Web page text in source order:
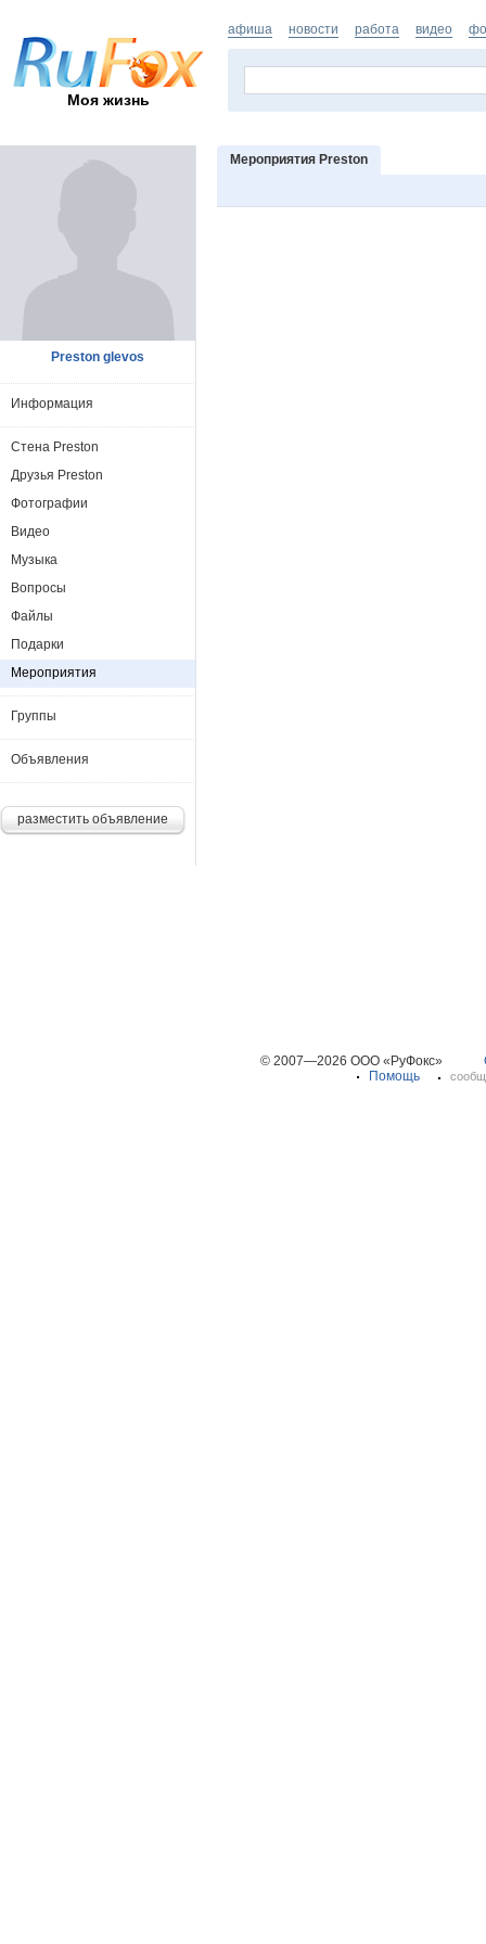
Моя жизнь
афиша новости работа видео
Мероприятия Preston
Preston glevos
Информация
Стена Preston
Друзья Preston
Фотографии
Видео
Музыка
Вопросы
Файлы
Подарки
Мероприятия
Группы
Объявления
разместить объявление
© 2007—2026 ООО «РуФокс»
Помощь